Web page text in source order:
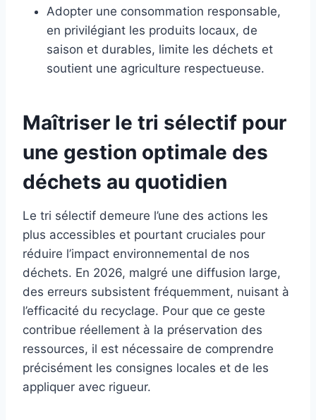
Adopter une consommation responsable,
en privilégiant les produits locaux, de
saison et durables, limite les déchets et
soutient une agriculture respectueuse.
Maîtriser le tri sélectif pour
une gestion optimale des
déchets au quotidien
Le tri sélectif demeure l’une des actions les
plus accessibles et pourtant cruciales pour
réduire l’impact environnemental de nos
déchets. En 2026, malgré une diffusion large,
des erreurs subsistent fréquemment, nuisant à
l’efficacité du recyclage. Pour que ce geste
contribue réellement à la préservation des
ressources, il est nécessaire de comprendre
précisément les consignes locales et de les
appliquer avec rigueur.